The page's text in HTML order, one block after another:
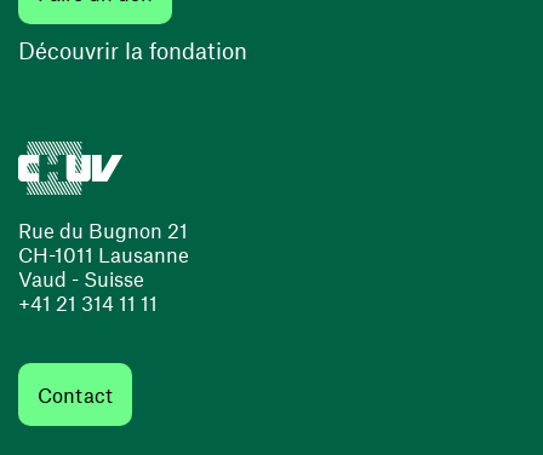
Rue du Bugnon 21
CH-1011 Lausanne
Vaud - Suisse
+41 21 314 11 11
Contact
Découvrir la fondation